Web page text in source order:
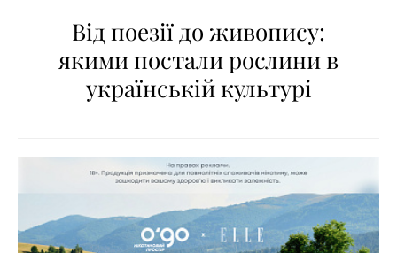
Від поезії до живопису:
якими постали рослини в
українській культурі